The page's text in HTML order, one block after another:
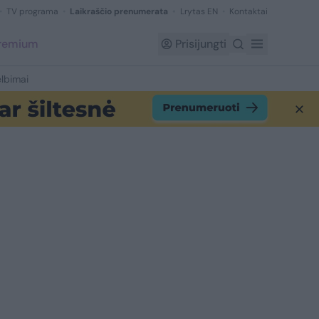
TV programa Laikraščio prenumerata Lrytas EN Kontaktai
Prisijungti